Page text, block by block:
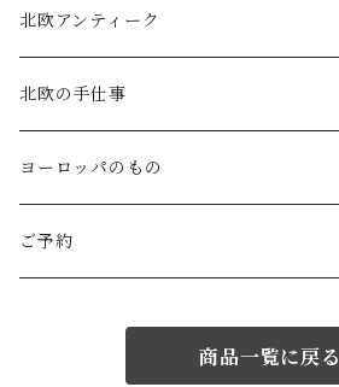
MAGALI
Gauze#
ROBE de PEAU
LABORATORY
中川紀夫(器)
斉藤幸代（器）
icura(木工）
でく工房(ガラス)
鳥越の竹細工(岩手)
わら細工たくぼ(宮崎)
南部鉄器(岩手)
佐渡の釜敷(新潟)
habotan
幸生窯
kitona(木製ﾌﾞﾛｰﾁ)
edge(革ﾌﾞﾛｰﾁ)
北欧アンティーク
ARABIA・iittala
グラスウェア
Kronjyden/B&G
北欧の手仕事
白樺の雑貨
白樺のオーナメント
ヨーロッパのもの
スウェーデン
Coltello (ｶﾄﾗﾘｰ)
Bjorklund (ｹｰｷｻｰﾊﾞｰ)
ご予約
商品一覧に戻る